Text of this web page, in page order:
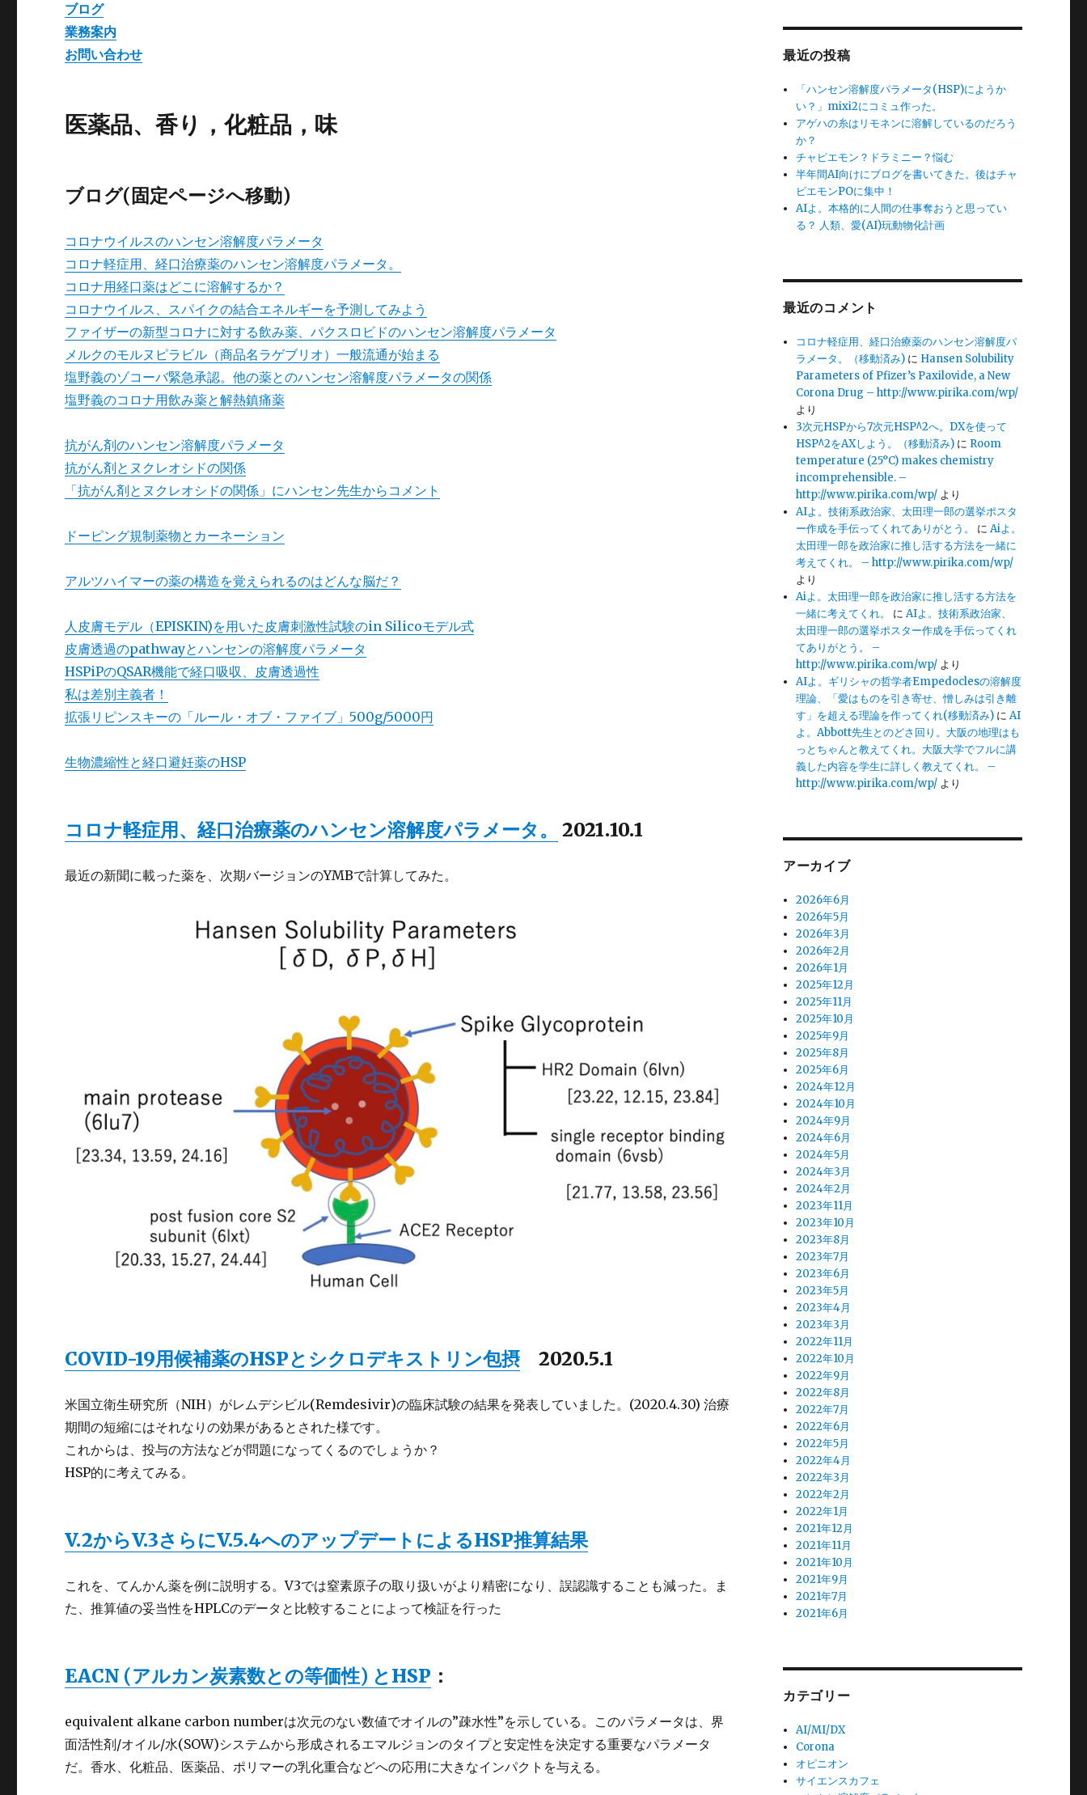
ブログ
業務案内
お問い合わせ
医薬品、香り，化粧品，味
ブログ(固定ページへ移動)
コロナウイルスのハンセン溶解度パラメータ
コロナ軽症用、経口治療薬のハンセン溶解度パラメータ。
コロナ用経口薬はどこに溶解するか？
コロナウイルス、スパイクの結合エネルギーを予測してみよう
ファイザーの新型コロナに対する飲み薬、パクスロビドのハンセン溶解度パラメータ
メルクのモルヌピラビル（商品名ラゲブリオ）一般流通が始まる
塩野義のゾコーバ緊急承認。他の薬とのハンセン溶解度パラメータの関係
塩野義のコロナ用飲み薬と解熱鎮痛薬
抗がん剤のハンセン溶解度パラメータ
抗がん剤とヌクレオシドの関係
「抗がん剤とヌクレオシドの関係」にハンセン先生からコメント
ドーピング規制薬物とカーネーション
アルツハイマーの薬の構造を覚えられるのはどんな脳だ？
人皮膚モデル（EPISKIN)を用いた皮膚刺激性試験のin Silicoモデル式
皮膚透過のpathwayとハンセンの溶解度パラメータ
HSPiPのQSAR機能で経口吸収、皮膚透過性
私は差別主義者！
拡張リピンスキーの「ルール・オブ・ファイブ」500g/5000円
生物濃縮性と経口避妊薬のHSP
コロナ軽症用、経口治療薬のハンセン溶解度パラメータ。 2021.10.1
最近の新聞に載った薬を、次期バージョンのYMBで計算してみた。
COVID-19用候補薬のHSPとシクロデキストリン包摂 2020.5.1
米国立衛生研究所（NIH）がレムデシビル(Remdesivir)の臨床試験の結果を発表していました。(2020.4.30) 治療
期間の短縮にはそれなりの効果があるとされた様です。
これからは、投与の方法などが問題になってくるのでしょうか？
HSP的に考えてみる。
V.2からV.3さらにV.5.4へのアップデートによるHSP推算結果
これを、てんかん薬を例に説明する。V3では窒素原子の取り扱いがより精密になり、誤認識することも減った。ま
た、推算値の妥当性をHPLCのデータと比較することによって検証を行った
EACN (アルカン炭素数との等価性) とHSP ：
equivalent alkane carbon numberは次元のない数値でオイルの”疎水性”を示している。このパラメータは、界
面活性剤/オイル/水(SOW)システムから形成されるエマルジョンのタイプと安定性を決定する重要なパラメータ
だ。香水、化粧品、医薬品、ポリマーの乳化重合などへの応用に大きなインパクトを与える。
最近の投稿
「ハンセン溶解度パラメータ(HSP)にようか
い？」mixi2にコミュ作った。
アゲハの糸はリモネンに溶解しているのだろう
か？
チャピエモン？ドラミニー？悩む
半年間AI向けにブログを書いてきた。後はチャ
ピエモンPOに集中！
AIよ。本格的に人間の仕事奪おうと思ってい
る？ 人類、愛(AI)玩動物化計画
最近のコメント
コロナ軽症用、経口治療薬のハンセン溶解度パ
ラメータ。（移動済み) に Hansen Solubility
Parameters of Pfizer’s Paxilovide, a New
Corona Drug – http://www.pirika.com/wp/
より
3次元HSPから7次元HSP^2へ。DXを使って
HSP^2をAXしよう。（移動済み) に Room
temperature (25°C) makes chemistry
incomprehensible. –
http://www.pirika.com/wp/ より
AIよ。技術系政治家、太田理一郎の選挙ポスタ
ー作成を手伝ってくれてありがとう。
にAiよ。
太田理一郎を政治家に推し活する方法を一緒に
考えてくれ。 – http://www.pirika.com/wp/
より
Aiよ。太田理一郎を政治家に推し活する方法を
一緒に考えてくれ。
にAIよ。技術系政治家、
太田理一郎の選挙ポスター作成を手伝ってくれ
てありがとう。 –
http://www.pirika.com/wp/ より
AIよ。ギリシャの哲学者Empedoclesの溶解度
理論、「愛はものを引き寄せ、憎しみは引き離
す」を超える理論を作ってくれ(移動済み) にAI
よ。Abbott先生とのどさ回り。大阪の地理はも
っとちゃんと教えてくれ。大阪大学でフルに講
義した内容を学生に詳しく教えてくれ。 –
http://www.pirika.com/wp/ より
アーカイブ
2026年6月
2026年5月
2026年3月
2026年2月
2026年1月
2025年12月
2025年11月
2025年10月
2025年9月
2025年8月
2025年6月
2024年12月
2024年10月
2024年9月
2024年6月
2024年5月
2024年3月
2024年2月
2023年11月
2023年10月
2023年8月
2023年7月
2023年6月
2023年5月
2023年4月
2023年3月
2022年11月
2022年10月
2022年9月
2022年8月
2022年7月
2022年6月
2022年5月
2022年4月
2022年3月
2022年2月
2022年1月
2021年12月
2021年11月
2021年10月
2021年9月
2021年7月
2021年6月
カテゴリー
AI/MI/DX
Corona
オピニオン
サイエンスカフェ